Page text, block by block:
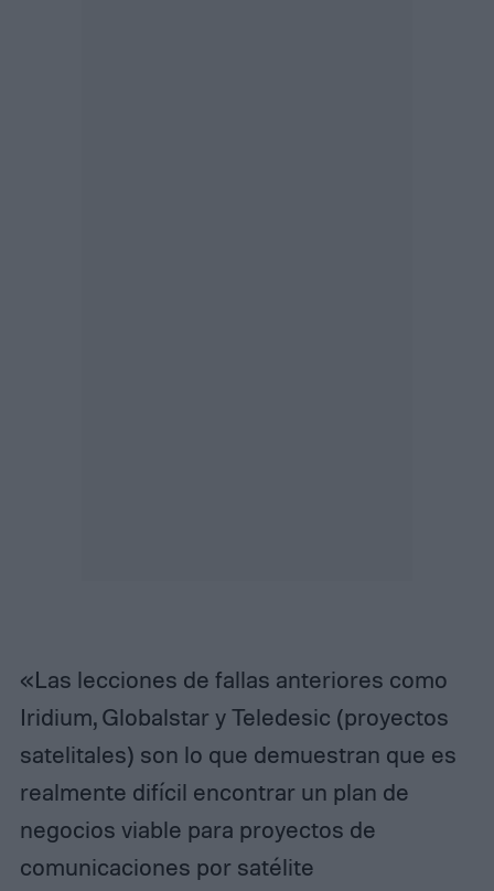
«Las lecciones de fallas anteriores como
Iridium, Globalstar y Teledesic (proyectos
satelitales) son lo que demuestran que es
realmente difícil encontrar un plan de
negocios viable para proyectos de
comunicaciones por satélite